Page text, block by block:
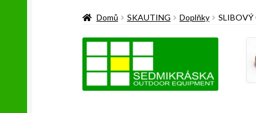
Domů SKAUTING Doplňky SLIBOVÝ